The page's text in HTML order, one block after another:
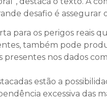
desafio é
para os perigos reais
também pode
nos dados
estão a
excessiva das